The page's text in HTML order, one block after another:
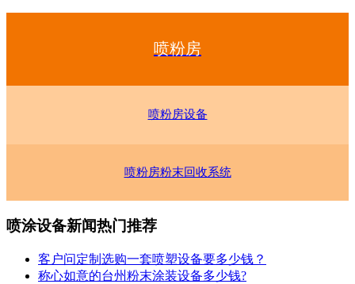
喷粉房
喷粉房设备
喷粉房粉末回收系统
喷涂设备新闻热门推荐
客户问定制选购一套喷塑设备要多少钱？
称心如意的台州粉末涂装设备多少钱?